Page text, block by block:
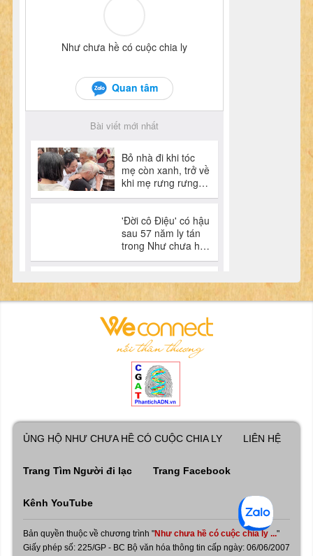
ỦNG HỘ NHƯ CHƯA HỀ CÓ CUỘC CHIA LY LIÊN HỆ
Trang Tìm Người đi lạc Trang Facebook
Kênh YouTube
Bản quyền thuộc về chương trình "Như chưa hề có cuộc chia ly ..."
Giấy phép số: 225/GP - BC Bộ văn hóa thông tin cấp ngày: 06/06/2007